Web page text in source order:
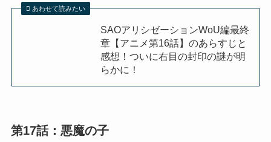
あわせて読みたい
SAOアリシゼーションWoU編最終
章【アニメ第16話】のあらすじと
感想！ついに右目の封印の謎が明
らかに！
第17話：悪魔の子